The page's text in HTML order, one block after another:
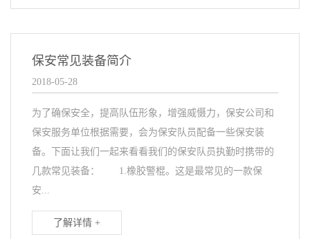
保安常见装备简介
2018-05-28
为了确保安全，提高队伍形象，增强威慑力，保安公司和
保安服务单位根据需要，会为保安队员配备一些保安装
备。下面让我们一起来看看我们的保安队员执勤时携带的
几款常见装备： 1.橡胶警棍。这是最常见的一款保
安...
了解详情 +